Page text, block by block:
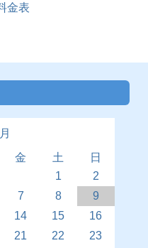
金表
金 土
日
1
2
7 8
9
14 15
16
21 22
23